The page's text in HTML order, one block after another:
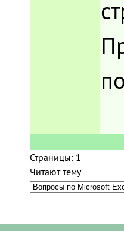
Страницы: 1
Читают тему